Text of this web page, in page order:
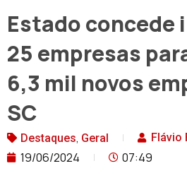
Estado concede
25 empresas
6,3 mil novos
SC
Destaques, Geral Flávio
19/06/2024 07:49